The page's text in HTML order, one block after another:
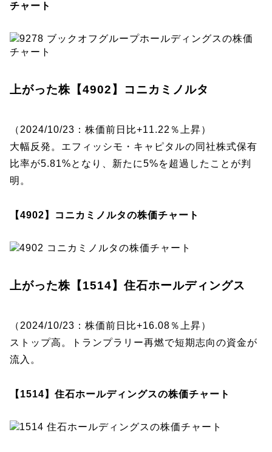
チャート
上がった株【4902】コニカミノルタ
（2024/10/23：株価前日比+11.22％上昇）
大幅反発。エフィッシモ・キャピタルの同社株式保有
比率が5.81%となり、新たに5%を超過したことが判
明。
【4902】コニカミノルタの株価チャート
上がった株【1514】住石ホールディングス
（2024/10/23：株価前日比+16.08％上昇）
ストップ高。トランプラリー再燃で短期志向の資金が
流入。
【1514】住石ホールディングスの株価チャート